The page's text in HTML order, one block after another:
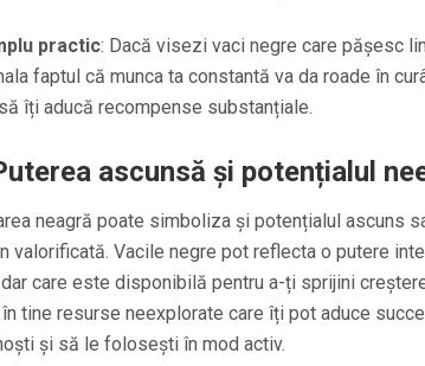
practic: Dacă visezi vaci negre care pășesc
faptul că munca ta constantă va da roade în
îți aducă recompense substanțiale.
ascunsă și potențialul
neagră poate simboliza și potențialul ascuns
valorificată. Vacile negre pot reflecta o putere
care este disponibilă pentru a-ți sprijini
tine resurse neexplorate care îți pot aduce
și să le folosești în mod activ.